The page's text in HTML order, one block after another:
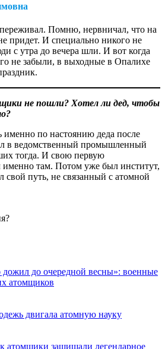
Помню, нервничал, что на
придет. И специально никого не
с утра до вечера шли. И вот когда
не забыли, в выходные в Опалихе
не пошли? Хотел ли дед, чтобы
по настоянию деда после
в ведомственный промышленный
тогда. И свою первую
именно там. Потом уже был институт,
свой путь, не связанный с атомной
дожил до очередной весны»: военные
атомщиков
двигала атомную науку
защищали легендарное